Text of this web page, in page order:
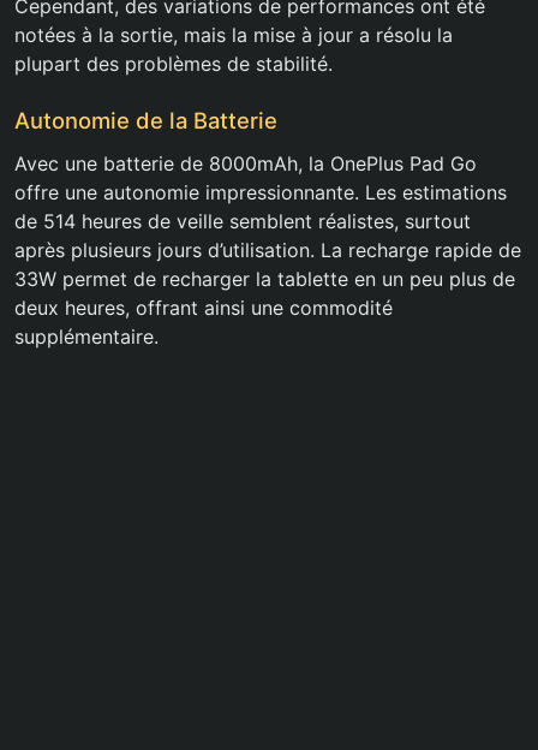
Cependant, des variations de performances ont été
notées à la sortie, mais la mise à jour a résolu la
plupart des problèmes de stabilité.
Autonomie de la Batterie
Avec une batterie de 8000mAh, la OnePlus Pad Go
offre une autonomie impressionnante. Les estimations
de 514 heures de veille semblent réalistes, surtout
après plusieurs jours d’utilisation. La recharge rapide de
33W permet de recharger la tablette en un peu plus de
deux heures, offrant ainsi une commodité
supplémentaire.